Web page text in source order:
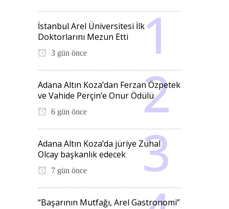
İstanbul Arel Üniversitesi İlk
Doktorlarını Mezun Etti
3 gün önce
Adana Altın Koza’dan Ferzan Özpetek
ve Vahide Perçin’e Onur Ödülü
6 gün önce
Adana Altın Koza’da jüriye Zuhal
Olcay başkanlık edecek
7 gün önce
“Başarının Mutfağı, Arel Gastronomi”